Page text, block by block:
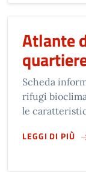
Atlante
Scheda
rifugi
le
LEGGI DI PIÙ